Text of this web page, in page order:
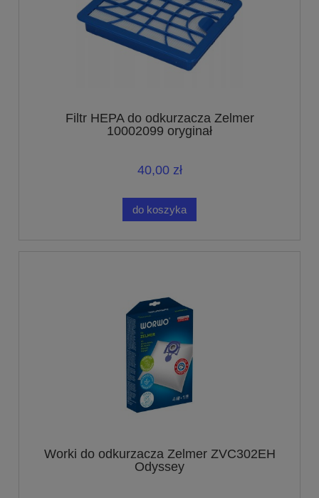
Filtr HEPA do odkurzacza Zelmer
10002099 oryginał
40,00 zł
do koszyka
Worki do odkurzacza Zelmer ZVC302EH
Odyssey